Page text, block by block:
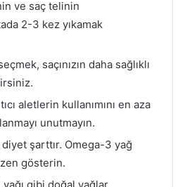
ve saç telinin
2-3 kez yıkamak
saçınızın daha sağlıklı
aletlerin kullanımını en aza
unutmayın.
şarttır. Omega-3 yağ
gösterin.
gibi doğal yağlar,